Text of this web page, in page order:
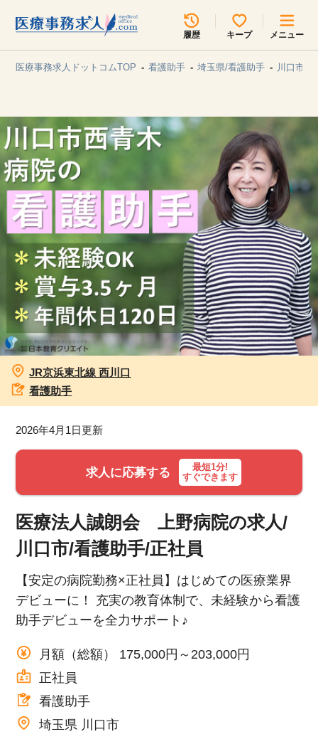
履歴 キープ メニュー
無料転職サポート お問い合わせ
見学会・イベント情報
医療事務まるわかりコラム
よくあるご質問
お知らせ
医療事務求人ドットコムとは
就職サポート
人材をお探しの医療機関・企業様
運営会社
医療事務求人ドットコムTOP 看護助手 埼玉県/看護助手 川口市/
JR京浜東北線 西川口
看護助手
2026年4月1日更新
求人に応募する
最短1分!
すぐできます
医療法人誠朗会 上野病院の求人/
川口市/看護助手/正社員
【安定の病院勤務×正社員】はじめての医療業界
デビューに！ 充実の教育体制で、未経験から看護
助手デビューを全力サポート♪
月額（総額） 175,000円～203,000円
正社員
看護助手
埼玉県 川口市
所在地のエリアを選択してください
各支店担当よりご連絡させていただきます。
関東
東海 北海道・東北
甲信越・北陸 中国・四国
九州・沖縄